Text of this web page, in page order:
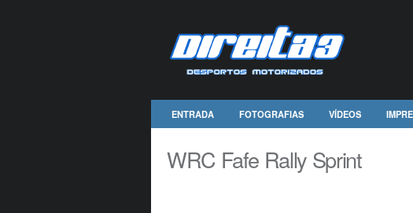
ENTRADA FOTOGRAFIAS VÍDEOS
WRC Fafe Rally Sprint